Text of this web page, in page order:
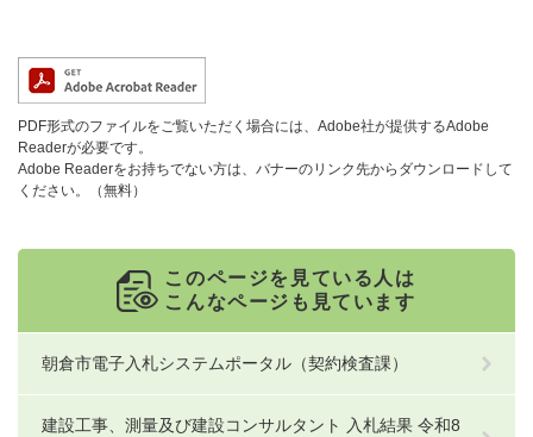
PDF形式のファイルをご覧いただく場合には、Adobe社が提供するAdobe
Readerが必要です。
Adobe Readerをお持ちでない方は、バナーのリンク先からダウンロードして
ください。（無料）
このページを見ている人は
こんなページも見ています
朝倉市電子入札システムポータル（契約検査課）
建設工事、測量及び建設コンサルタント 入札結果 令和8